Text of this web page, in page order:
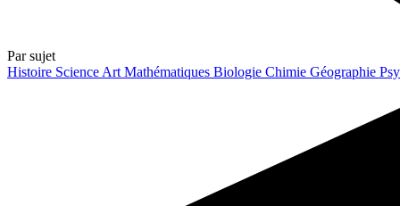
Par sujet
Histoire Science Art Mathématiques Biologie Chimie Géographie